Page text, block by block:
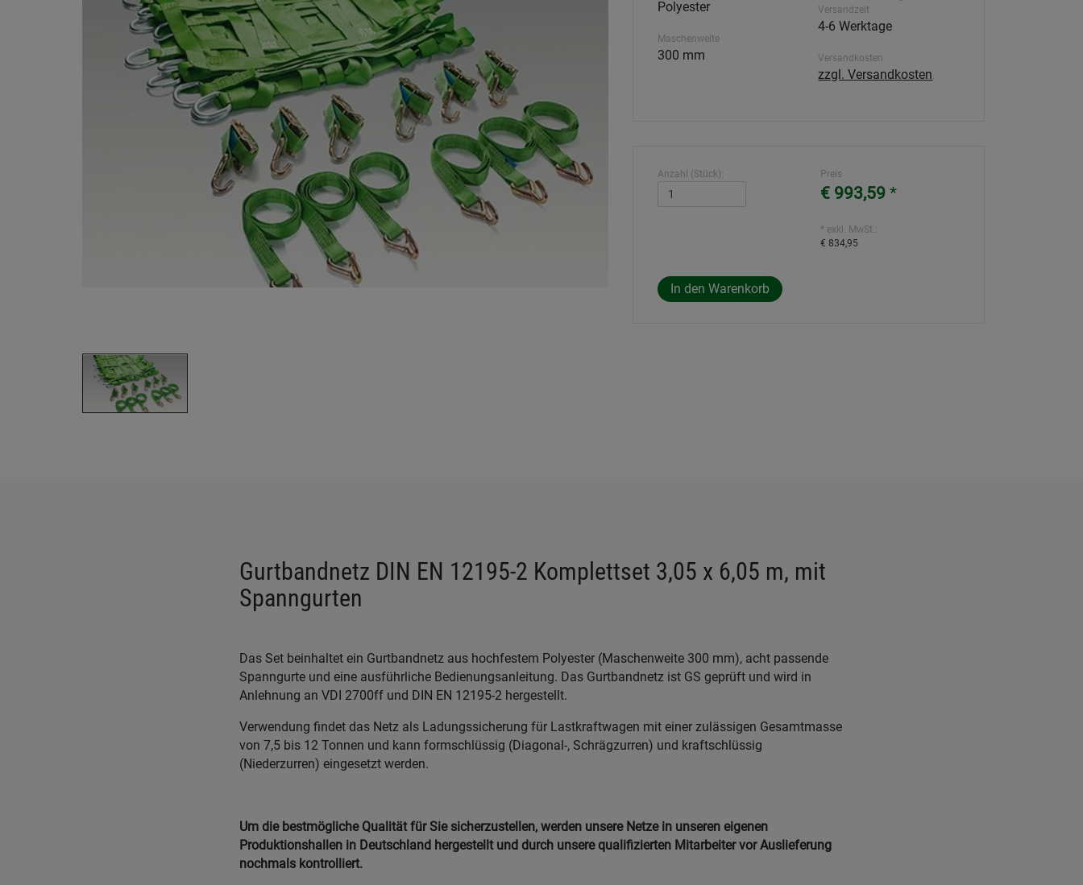
Polyester
Maschenweite
300 mm
Versandzeit
4-6 Werktage
Versandkosten
zzgl. Versandkosten
Anzahl (Stück): Preis
€ 993,59 *
* exkl. MwSt.:
€ 834,95
Gurtbandnetz DIN EN 12195-2 Komplettset 3,05 x 6,05 m, mit
Spanngurten
Das Set beinhaltet ein Gurtbandnetz aus hochfestem Polyester (Maschenweite 300 mm), acht passende
Spanngurte und eine ausführliche Bedienungsanleitung. Das Gurtbandnetz ist GS geprüft und wird in
Anlehnung an VDI 2700ff und DIN EN 12195-2 hergestellt.
Verwendung findet das Netz als Ladungssicherung für Lastkraftwagen mit einer zulässigen Gesamtmasse
von 7,5 bis 12 Tonnen und kann formschlüssig (Diagonal-, Schrägzurren) und kraftschlüssig
(Niederzurren) eingesetzt werden.
Um die bestmögliche Qualität für Sie sicherzustellen, werden unsere Netze in unseren eigenen
Produktionshallen in Deutschland hergestellt und durch unsere qualifizierten Mitarbeiter vor Auslieferung
nochmals kontrolliert.